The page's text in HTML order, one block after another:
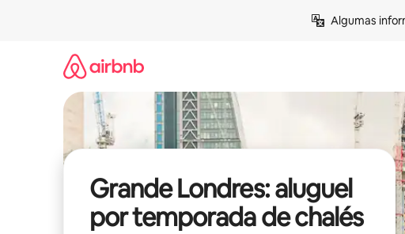
Algumas
Grande Londres: aluguel
por temporada de chalés